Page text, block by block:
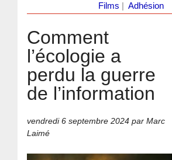
Films
Adhésion
Comment
l’écologie a
perdu la guerre
de l’information
vendredi 6 septembre 2024 par Marc
Laimé